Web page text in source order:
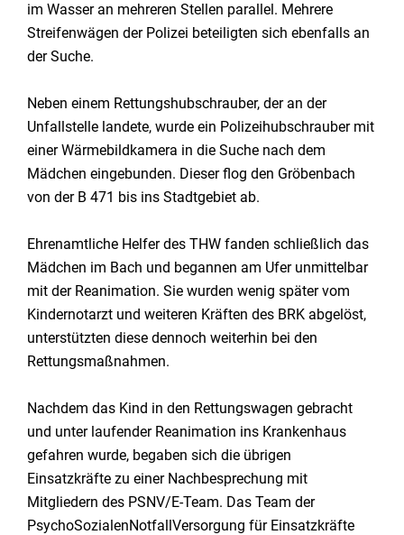
im Wasser an mehreren Stellen parallel. Mehrere
Streifenwägen der Polizei beteiligten sich ebenfalls an
der Suche.
Neben einem Rettungshubschrauber, der an der
Unfallstelle landete, wurde ein Polizeihubschrauber mit
einer Wärmebildkamera in die Suche nach dem
Mädchen eingebunden. Dieser flog den Gröbenbach
von der B 471 bis ins Stadtgebiet ab.
Ehrenamtliche Helfer des THW fanden schließlich das
Mädchen im Bach und begannen am Ufer unmittelbar
mit der Reanimation. Sie wurden wenig später vom
Kindernotarzt und weiteren Kräften des BRK abgelöst,
unterstützten diese dennoch weiterhin bei den
Rettungsmaßnahmen.
Nachdem das Kind in den Rettungswagen gebracht
und unter laufender Reanimation ins Krankenhaus
gefahren wurde, begaben sich die übrigen
Einsatzkräfte zu einer Nachbesprechung mit
Mitgliedern des PSNV/E-Team. Das Team der
PsychoSozialenNotfallVersorgung für Einsatzkräfte